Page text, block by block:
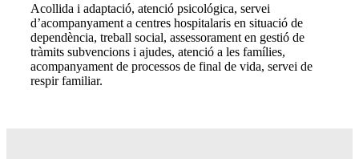
Acollida i adaptació, atenció psicológica, servei
d’acompanyament a centres hospitalaris en situació de
dependència, treball social, assessorament en gestió de
tràmits subvencions i ajudes, atenció a les famílies,
acompanyament de processos de final de vida, servei de
respir familiar.